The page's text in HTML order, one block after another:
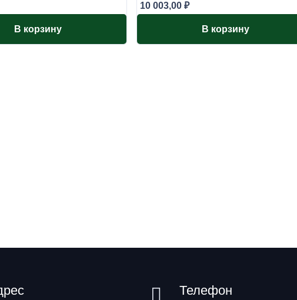
В корзину
10 003,00 ₽
В корзину
Телефон